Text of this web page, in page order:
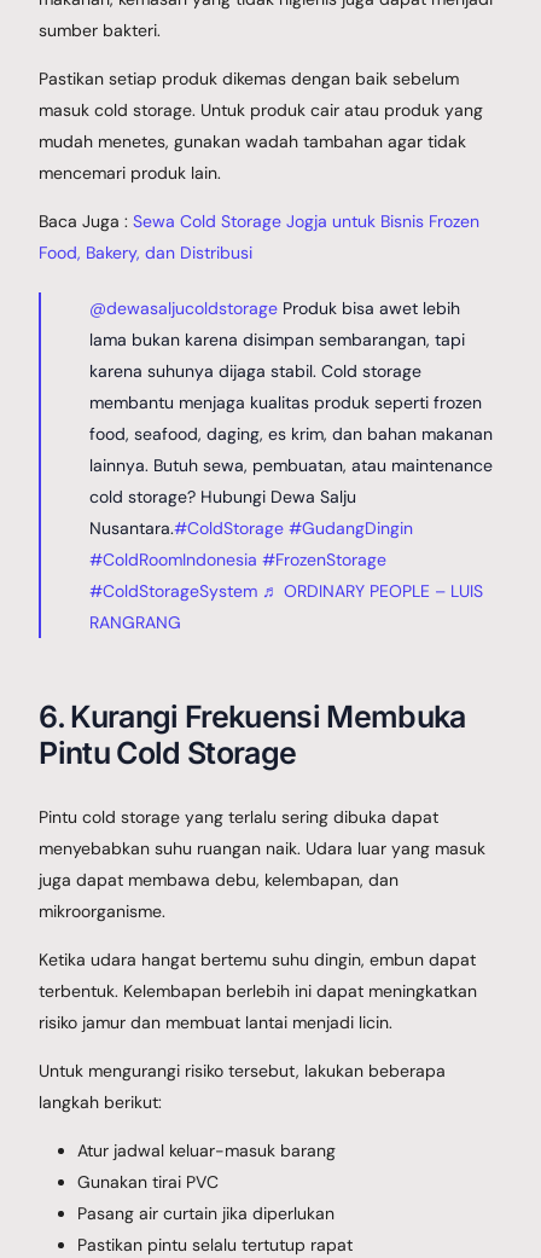
sumber bakteri.
Pastikan setiap produk dikemas dengan baik sebelum
masuk cold storage. Untuk produk cair atau produk yang
mudah menetes, gunakan wadah tambahan agar tidak
mencemari produk lain.
Baca Juga :Sewa Cold Storage Jogja untuk Bisnis Frozen
Food, Bakery, dan Distribusi
@dewasaljucoldstorage Produk bisa awet lebih
lama bukan karena disimpan sembarangan, tapi
karena suhunya dijaga stabil. Cold storage
membantu menjaga kualitas produk seperti frozen
food, seafood, daging, es krim, dan bahan makanan
lainnya. Butuh sewa, pembuatan, atau maintenance
cold storage? Hubungi Dewa Salju
Nusantara.#ColdStorage #GudangDingin
#ColdRoomIndonesia #FrozenStorage
#ColdStorageSystem ♬ ORDINARY PEOPLE – LUIS
RANGRANG
6. Kurangi Frekuensi Membuka
Pintu Cold Storage
Pintu cold storage yang terlalu sering dibuka dapat
menyebabkan suhu ruangan naik. Udara luar yang masuk
juga dapat membawa debu, kelembapan, dan
mikroorganisme.
Ketika udara hangat bertemu suhu dingin, embun dapat
terbentuk. Kelembapan berlebih ini dapat meningkatkan
risiko jamur dan membuat lantai menjadi licin.
Untuk mengurangi risiko tersebut, lakukan beberapa
langkah berikut:
Atur jadwal keluar-masuk barang
Gunakan tirai PVC
Pasang air curtain jika diperlukan
Pastikan pintu selalu tertutup rapat